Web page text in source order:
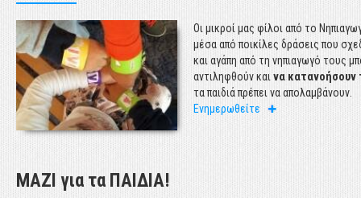
Οι μικροί μας φίλοι από το
μέσα από ποικίλες δράσεις που
και αγάπη από τη νηπιαγωγό τους
αντιληφθούν καινα κατανοήσουν
τα παιδιά πρέπει να απολαμβάνουν.
Ενημερωθείτε
της UNICEF από
παρουσιάζει τα
στοιχεία για την
σήμερα.
Ενημερωθείτε
ΜΑΖΙ για τα ΠΑΙΔΙΑ!